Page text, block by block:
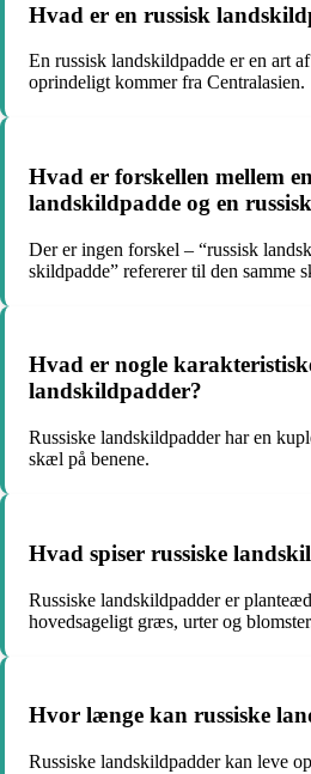
Hvad er en russisk
En russisk landskildpadde er en art
oprindeligt kommer fra Centralasien.
Hvad er forskellen mellem
landskildpadde og en
Der er ingen forskel – “russisk
skildpadde” refererer til den samme
Hvad er nogle
landskildpadder?
Russiske landskildpadder har en
skæl på benene.
Hvad spiser russiske
Russiske landskildpadder er
hovedsageligt græs, urter og
Hvor længe kan russiske
Russiske landskildpadder kan leve